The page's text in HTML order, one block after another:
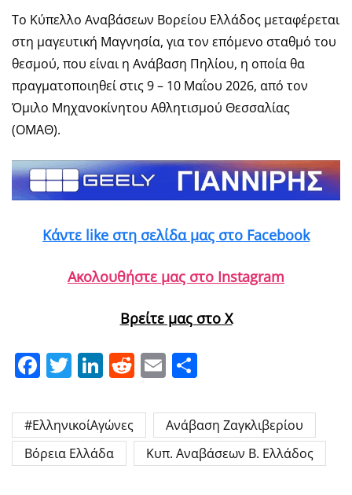
Το Κύπελλο Αναβάσεων Βορείου Ελλάδος μεταφέρεται
στη μαγευτική Μαγνησία, για τον επόμενο σταθμό του
θεσμού, που είναι η Ανάβαση Πηλίου, η οποία θα
πραγματοποιηθεί στις 9 – 10 Μαΐου 2026, από τον
Όμιλο Μηχανοκίνητου Αθλητισμού Θεσσαλίας
(ΟΜΑΘ).
Κάντε like στη σελίδα μας στο Facebook
Ακολουθήστε μας στο Instagram
Βρείτε μας στο X
Facebook
Twitter
LinkedIn
Reddit
Email
#ΕλληνικοίΑγώνες
Ανάβαση Ζαγκλιβερίου
Βόρεια Ελλάδα
Κυπ. Αναβάσεων Β. Ελλάδος